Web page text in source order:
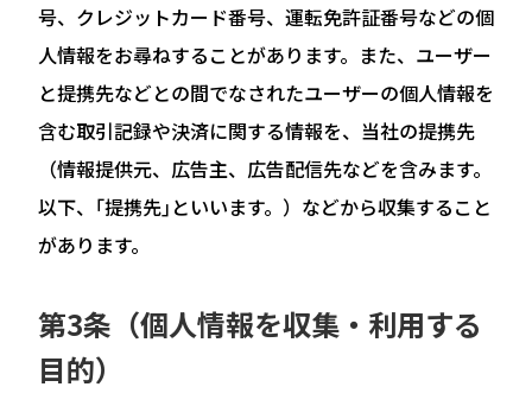
号、クレジットカード番号、運転免許証番号などの個
人情報をお尋ねすることがあります。また、ユーザー
と提携先などとの間でなされたユーザーの個人情報を
含む取引記録や決済に関する情報を、当社の提携先
（情報提供元、広告主、広告配信先などを含みます。
以下、｢提携先｣といいます。）などから収集すること
があります。
第3条（個人情報を収集・利用する
目的）